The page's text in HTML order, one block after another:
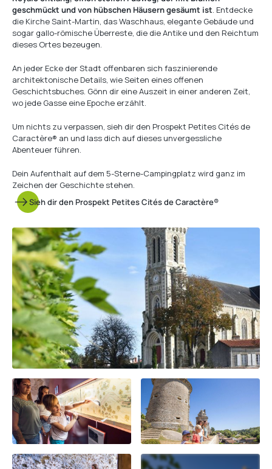
geschmückt und von hübschen Häusern gesäumt ist . Entdecke
die Kirche Saint-Martin, das Waschhaus, elegante Gebäude und
sogar gallo-römische Überreste, die die Antike und den Reichtum
dieses Ortes bezeugen.
An jeder Ecke der Stadt offenbaren sich faszinierende
architektonische Details, wie Seiten eines offenen
Geschichtsbuches. Gönn dir eine Auszeit in einer anderen Zeit,
wo jede Gasse eine Epoche erzählt.
Um nichts zu verpassen, sieh dir den Prospekt Petites Cités de
Caractère® an und lass dich auf dieses unvergessliche
Abenteuer führen.
Dein Aufenthalt auf dem 5-Sterne-Campingplatz wird ganz im
Zeichen der Geschichte stehen.
Sieh dir den Prospekt Petites Cités de Caractère®